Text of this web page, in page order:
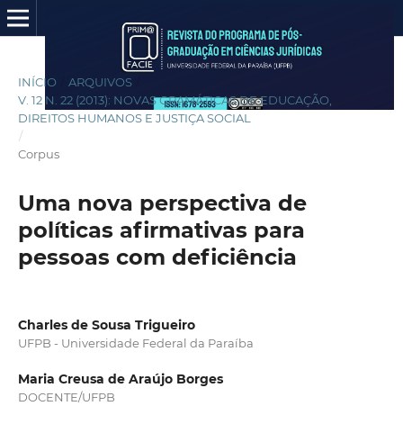
INÍCIO ARQUIVOS
V. 12 N. 22 (2013): NOVAS GRAMÁTICAS DE EDUCAÇÃO,
DIREITOS HUMANOS E JUSTIÇA SOCIAL
/
Corpus
Uma nova perspectiva de
políticas afirmativas para
pessoas com deficiência
Charles de Sousa Trigueiro
UFPB - Universidade Federal da Paraíba
Maria Creusa de Araújo Borges
DOCENTE/UFPB